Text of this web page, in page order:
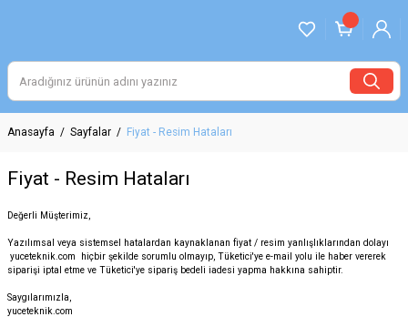
Anasayfa Sayfalar Fiyat - Resim Hataları
Fiyat - Resim Hataları
Değerli Müşterimiz,
Yazılımsal veya sistemsel hatalardan kaynaklanan fiyat / resim yanlışlıklarından dolayı
yuceteknik.com hiçbir şekilde sorumlu olmayıp, Tüketici'ye e-mail yolu ile haber vererek
siparişi iptal etme ve Tüketici'ye sipariş bedeli iadesi yapma hakkına sahiptir.
Saygılarımızla,
yuceteknik.com